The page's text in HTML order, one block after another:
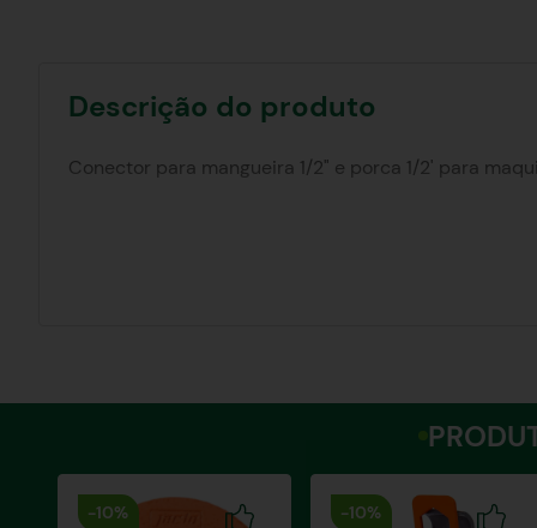
Descrição do produto
Conector para mangueira 1/2" e porca 1/2' para
-10% -10%